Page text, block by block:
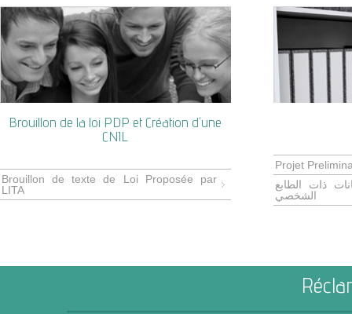
Brouillon de la loi PDP et Création d'une
CNIL
Brouillon de texte de Loi Proposée par
LITA
Projet
ذات الطابع
الشخصي